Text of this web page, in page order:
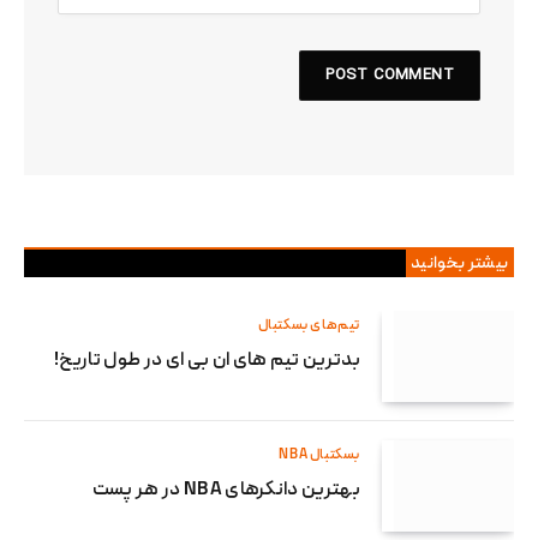
بیشتر بخوانید
تیم‌های بسکتبال
بدترین تیم های ان بی ای در طول تاریخ!
بسکتبال NBA
بهترین دانکرهای NBA در هر پست